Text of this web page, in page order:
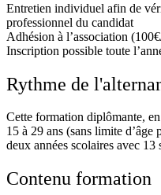
Entretien individuel afin de
professionnel du candidat
Adhésion à l’association
Inscription possible toute
Rythme de
Cette formation diplômante, en
15 à 29 ans (sans limite
deux années scolaires avec 13
Contenu formation